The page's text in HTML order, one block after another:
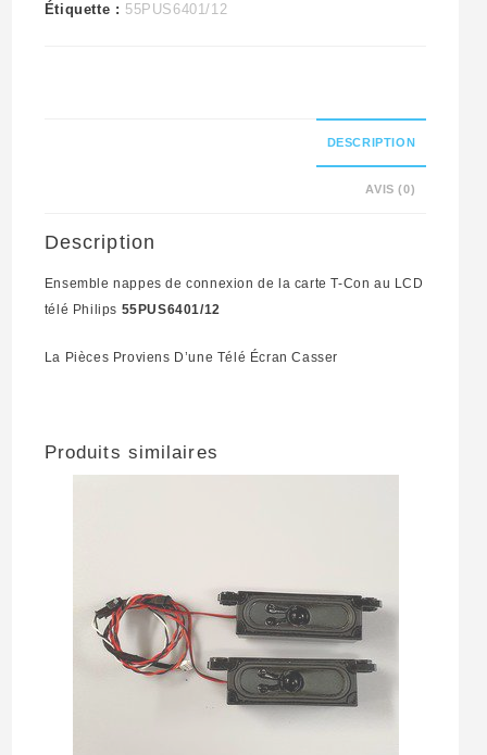
Étiquette : 55PUS6401/12
DESCRIPTION
AVIS (0)
Description
Ensemble nappes de connexion de la carte T-Con au LCD
télé Philips 55PUS6401/12
La Pièces Proviens D’une Télé Écran Casser
Produits similaires